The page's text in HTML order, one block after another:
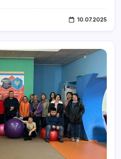
10.07.2025